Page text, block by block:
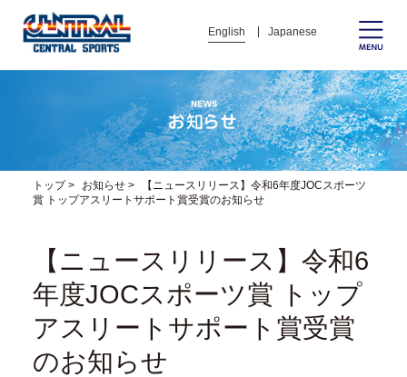
English Japanese
トップ> お知らせ>
【ニュースリリース】令和6年度JOCスポーツ
賞 トップアスリートサポート賞受賞のお知らせ
【ニュースリリース】令和6
年度JOCスポーツ賞 トップ
アスリートサポート賞受賞
のお知らせ